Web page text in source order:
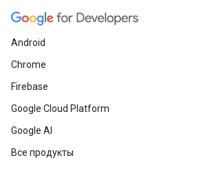
Android
Chrome
Firebase
Google Cloud Platform
Google AI
Все продукты